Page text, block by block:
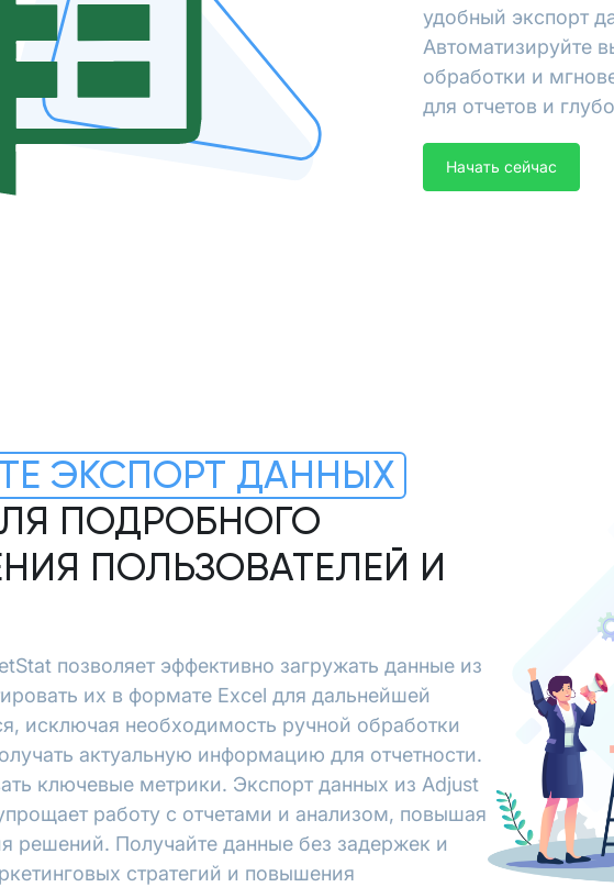
удобный экспорт
Автоматизируйте
обработки и
для отчетов и
Начать сейчас
ЭКСПОРТ ДАННЫХ
ДЛЯ ПОДРОБНОГО
ПОЛЬЗОВАТЕЛЕЙ И
позволяет эффективно загружать данные из
их в формате Excel для дальнейшей
исключая необходимость ручной обработки
актуальную информацию для отчетности.
ключевые метрики. Экспорт данных из Adjust
работу с отчетами и анализом, повышая
решений. Получайте данные без задержек и
стратегий и повышения